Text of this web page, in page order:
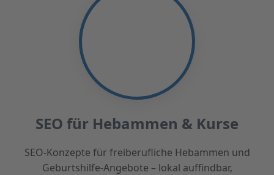
SEO für Hebammen & Kurse
SEO-Konzepte für freiberufliche Hebammen und
Geburtshilfe-Angebote – lokal auffindbar,